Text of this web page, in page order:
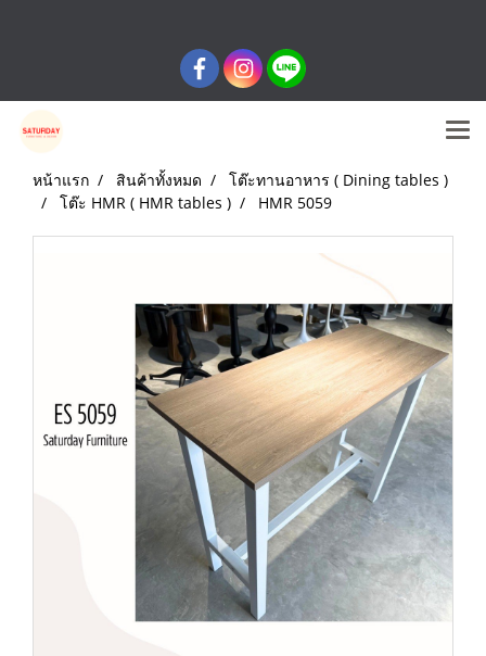
หน้าแรก สินค้าทั้งหมด
โต๊ะทานอาหาร ( Dining tables )
โต๊ะ HMR ( HMR tables )
HMR 5059